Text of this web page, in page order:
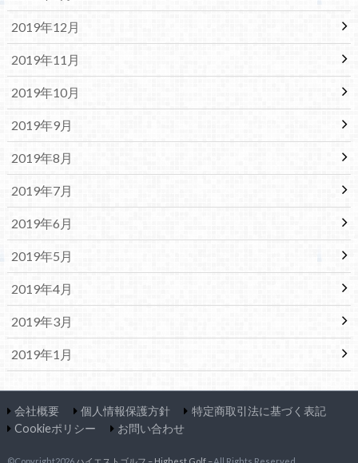
2019年12月
2019年11月
2019年10月
2019年9月
2019年8月
2019年7月
2019年6月
2019年5月
2019年4月
2019年3月
2019年1月
会社概要 個人情報保護方針
特定商取引法に基づく表記
Cookieポリシー
お問い合わせ